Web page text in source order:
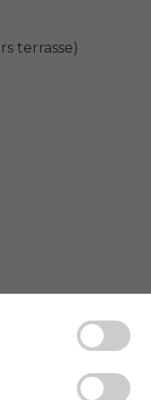
terrasse)
til en